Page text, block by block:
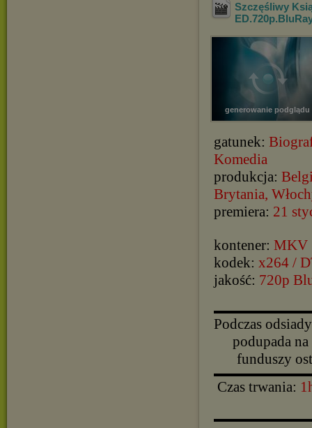
Szczęśliwy
generowanie podglądu
gatunek:
Komedia
produkcja:
Brytania,
premiera: 21
kontener: MKV
kodek: x264 /
jakość: 720p
Podczas
podupada
funduszy
Czas trwania: